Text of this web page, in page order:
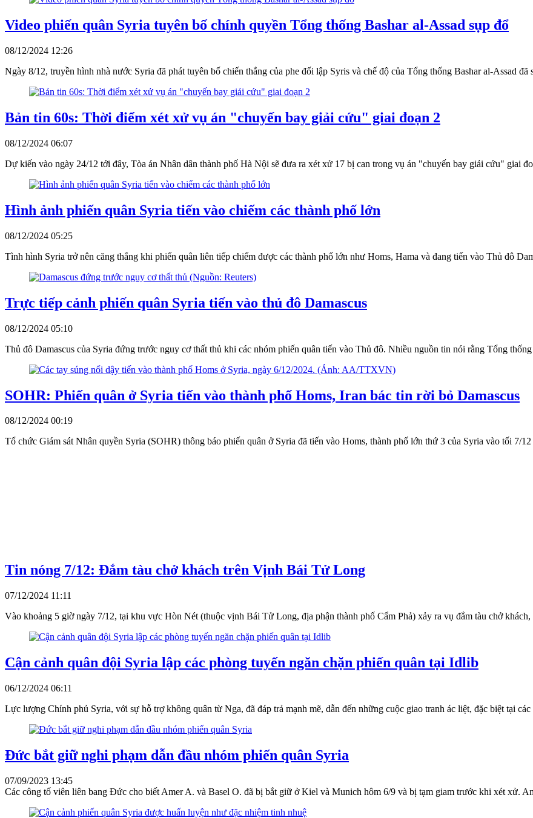
Video phiến quân Syria tuyên bố chính quyền Tổng thống Bashar al-Assad sụp đổ
08/12/2024 12:26
Ngày 8/12, truyền hình nhà nước Syria đã phát tuyên bố chiến thắng của phe đối lập Syris và chế độ của Tổng thống Bashar al-Assad đã
Bản tin 60s: Thời điểm xét xử vụ án "chuyến bay giải cứu" giai đoạn 2
08/12/2024 06:07
Dự kiến vào ngày 24/12 tới đây, Tòa án Nhân dân thành phố Hà Nội sẽ đưa ra xét xử 17 bị can trong vụ án "chuyến bay giải cứu" giai
Hình ảnh phiến quân Syria tiến vào chiếm các thành phố lớn
08/12/2024 05:25
Tình hình Syria trở nên căng thẳng khi phiến quân liên tiếp chiếm được các thành phố lớn như Homs, Hama và đang tiến vào Thủ đô
Trực tiếp cảnh phiến quân Syria tiến vào thủ đô Damascus
08/12/2024 05:10
Thủ đô Damascus của Syria đứng trước nguy cơ thất thủ khi các nhóm phiến quân tiến vào Thủ đô. Nhiều nguồn tin nói rằng Tổng
SOHR: Phiến quân ở Syria tiến vào thành phố Homs, Iran bác tin rời bỏ Damascus
08/12/2024 00:19
Tổ chức Giám sát Nhân quyền Syria (SOHR) thông báo phiến quân ở Syria đã tiến vào Homs, thành phố lớn thứ 3 của Syria vào tối 7/
Tin nóng 7/12: Đắm tàu chở khách trên Vịnh Bái Tử Long
07/12/2024 11:11
Vào khoảng 5 giờ ngày 7/12, tại khu vực Hòn Nét (thuộc vịnh Bái Tử Long, địa phận thành phố Cẩm Phả) xảy ra vụ đắm tàu chở
Cận cảnh quân đội Syria lập các phòng tuyến ngăn chặn phiến quân tại Idlib
06/12/2024 06:11
Lực lượng Chính phủ Syria, với sự hỗ trợ không quân từ Nga, đã đáp trả mạnh mẽ, dẫn đến những cuộc giao tranh ác liệt, đặc biệt tại
Đức bắt giữ nghi phạm dẫn đầu nhóm phiến quân Syria
07/09/2023 13:45
Các công tố viên liên bang Đức cho biết Amer A. và Basel O. đã bị bắt giữ ở Kiel và Munich hôm 6/9 và bị tạm giam trước khi xét xử.